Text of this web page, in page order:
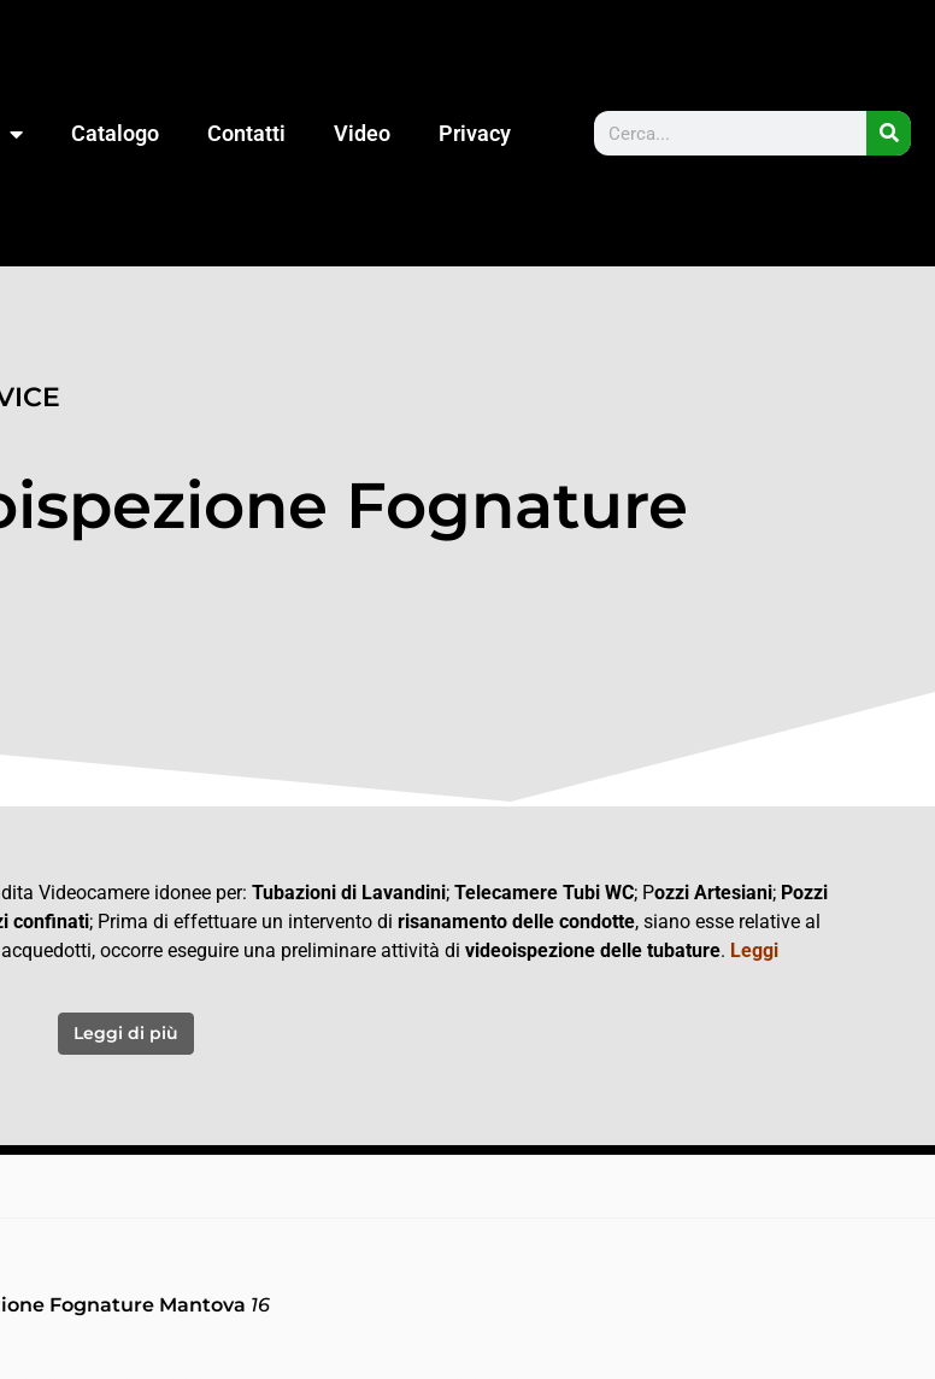
Catalogo Contatti Video Privacy
Fognature
Videocamere idonee per: Tubazioni di Lavandini; Telecamere Tubi WC; Pozzi Artesiani; Pozzi
confinati; Prima di effettuare un intervento di risanamento delle condotte, siano esse relative al
occorre eseguire una preliminare attività di videoispezione delle tubature. Leggi
Leggi di più
Fognature Mantova 16